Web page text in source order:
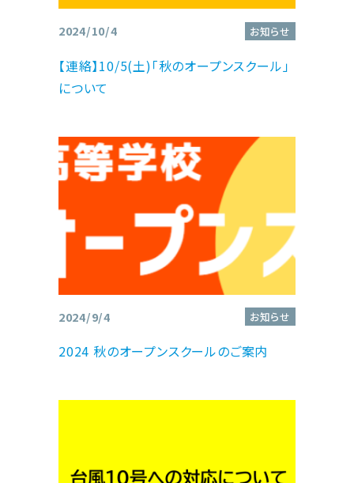
2024/10/4 お知らせ
【連絡】10/5(土)「秋のオープンスクール」
について
2024/9/4 お知らせ
2024 秋のオープンスクールのご案内